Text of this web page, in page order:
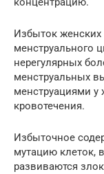
Избыток
менструального
нерегулярных
менструальных
менструациями
кровотечения.
Избыточное
мутацию клеток,
развиваются